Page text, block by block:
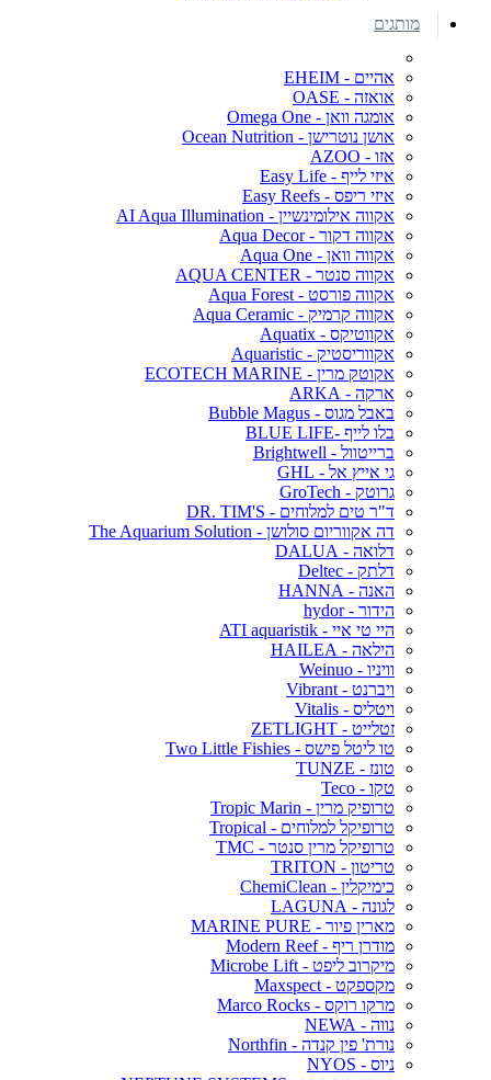
מותגים
אהיים - EHEIM
אואזה - OASE
אומגה וואן - Omega One
אושן נוטרישן - Ocean Nutrition
אזו - AZOO
איזי לייף - Easy Life
איזי ריפס - Easy Reefs
אקווה אילומינשיין - AI Aqua Illumination
אקווה דקור - Aqua Decor
אקווה וואן - Aqua One
אקווה סנטר - AQUA CENTER
אקווה פורסט - Aqua Forest
אקווה קרמיק - Aqua Ceramic
אקווטיקס - Aquatix
אקווריסטיק - Aquaristic
אקוטק מרין - ECOTECH MARINE
ארקה - ARKA
באבל מגוס - Bubble Magus
בלו לייף -BLUE LIFE
ברייטוול - Brightwell
גי אייץ אל - GHL
גרוטק - GroTech
ד"ר טים למלוחים - DR. TIM'S
דה אקווריום סולושן - The Aquarium Solution
דלואה - DALUA
דלתק - Deltec
האנה - HANNA
הידור - hydor
היי טי איי - ATI aquaristik
הילאה - HAILEA
וויניו - Weinuo
ויברנט - Vibrant
ויטליס - Vitalis
זטלייט - ZETLIGHT
טו ליטל פישס - Two Little Fishies
טונז - TUNZE
טקו - Teco
טרופיק מרין - Tropic Marin
טרופיקל למלוחים - Tropical
טרופיקל מרין סנטר - TMC
טריטון - TRITON
כימיקלין - ChemiClean
לגונה - LAGUNA
מארין פיור - MARINE PURE
מודרן ריף - Modern Reef
מיקרוב ליפט - Microbe Lift
מקספקט - Maxspect
מרקו רוקס - Marco Rocks
נווה - NEWA
נורת' פין קנדה - Northfin
ניוס - NYOS